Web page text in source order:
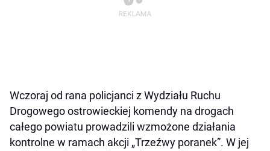
Wczoraj od rana policjanci z Wydziału Ruchu
Drogowego ostrowieckiej komendy na drogach
całego powiatu prowadzili wzmożone działania
kontrolne w ramach akcji „Trzeźwy poranek”. W jej